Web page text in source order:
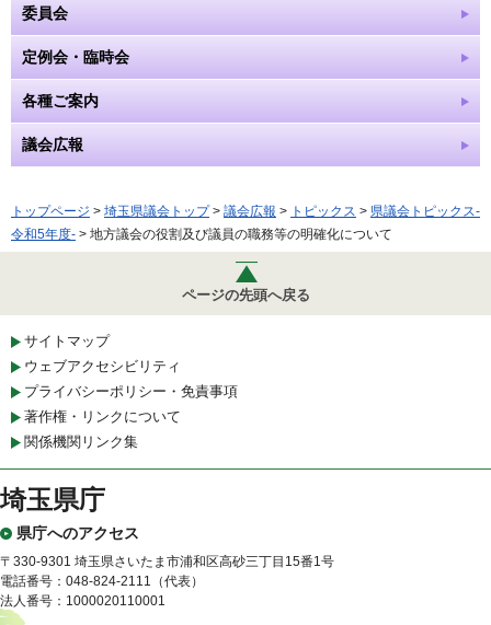
委員会
定例会・臨時会
各種ご案内
議会広報
トップページ > 埼玉県議会トップ> 議会広報 > トピックス > 県議会トピックス-
令和5年度- > 地方議会の役割及び議員の職務等の明確化について
ページの先頭へ戻る
サイトマップ
ウェブアクセシビリティ
プライバシーポリシー・免責事項
著作権・リンクについて
関係機関リンク集
埼玉県庁
県庁へのアクセス
〒330-9301 埼玉県さいたま市浦和区高砂三丁目15番1号
電話番号：048-824-2111（代表）
法人番号：1000020110001